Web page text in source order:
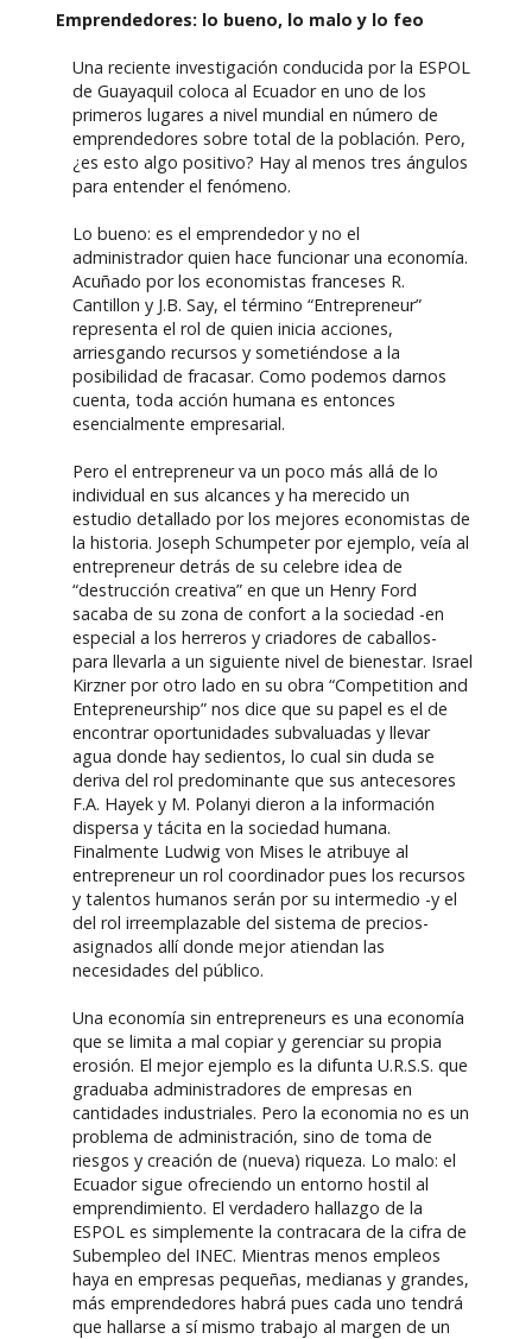
Emprendedores: lo bueno, lo malo y lo feo
Una reciente investigación conducida por la ESPOL
de Guayaquil coloca al Ecuador en uno de los
primeros lugares a nivel mundial en número de
emprendedores sobre total de la población. Pero,
¿es esto algo positivo? Hay al menos tres ángulos
para entender el fenómeno.
Lo bueno: es el emprendedor y no el
administrador quien hace funcionar una economía.
Acuñado por los economistas franceses R.
Cantillon y J.B. Say, el término “Entrepreneur”
representa el rol de quien inicia acciones,
arriesgando recursos y sometiéndose a la
posibilidad de fracasar. Como podemos darnos
cuenta, toda acción humana es entonces
esencialmente empresarial.
Pero el entrepreneur va un poco más allá de lo
individual en sus alcances y ha merecido un
estudio detallado por los mejores economistas de
la historia. Joseph Schumpeter por ejemplo, veía al
entrepreneur detrás de su celebre idea de
“destrucción creativa” en que un Henry Ford
sacaba de su zona de confort a la sociedad -en
especial a los herreros y criadores de caballos-
para llevarla a un siguiente nivel de bienestar. Israel
Kirzner por otro lado en su obra “Competition and
Entepreneurship” nos dice que su papel es el de
encontrar oportunidades subvaluadas y llevar
agua donde hay sedientos, lo cual sin duda se
deriva del rol predominante que sus antecesores
F.A. Hayek y M. Polanyi dieron a la información
dispersa y tácita en la sociedad humana.
Finalmente Ludwig von Mises le atribuye al
entrepreneur un rol coordinador pues los recursos
y talentos humanos serán por su intermedio -y el
del rol irreemplazable del sistema de precios-
asignados allí donde mejor atiendan las
necesidades del público.
Una economía sin entrepreneurs es una economía
que se limita a mal copiar y gerenciar su propia
erosión. El mejor ejemplo es la difunta U.R.S.S. que
graduaba administradores de empresas en
cantidades industriales. Pero la economia no es un
problema de administración, sino de toma de
riesgos y creación de (nueva) riqueza. Lo malo: el
Ecuador sigue ofreciendo un entorno hostil al
emprendimiento. El verdadero hallazgo de la
ESPOL es simplemente la contracara de la cifra de
Subempleo del INEC. Mientras menos empleos
haya en empresas pequeñas, medianas y grandes,
más emprendedores habrá pues cada uno tendrá
que hallarse a sí mismo trabajo al margen de un